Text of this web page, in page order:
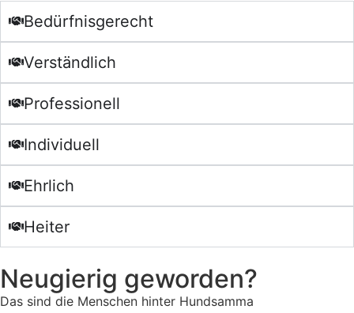
Bedürfnisgerecht
Verständlich
Professionell
Individuell
Ehrlich
Heiter
Neugierig geworden?
Das sind die Menschen hinter Hundsamma